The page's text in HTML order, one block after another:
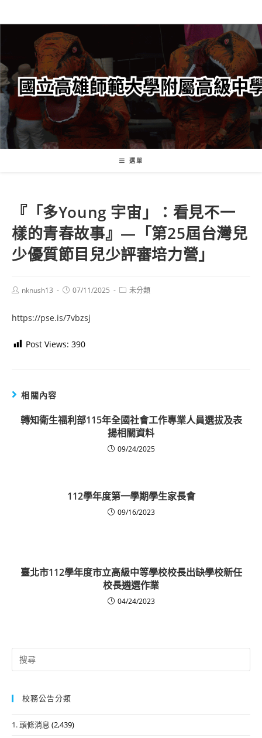
轉
要
內
容
選單
『「多Young 宇宙」：看見不一
樣的青春故事』—「第25屆台灣兒
少優質節目兒少評審培力營」
Postnknush13
Post07/11/2025
Post未分類
https://pse.is/7vbzsj
Post Views: 390
相關內容
轉知衛生福利部115年全國社會工作專業人員選拔及表
揚相關資料
09/24/2025
112學年度第一學期學生家長會
09/16/2023
臺北市112學年度市立高級中等學校校長出缺學校新任
校長遴選作業
04/24/2023
Search
for:
校務公告分類
1. 頭條消息 (2,439)